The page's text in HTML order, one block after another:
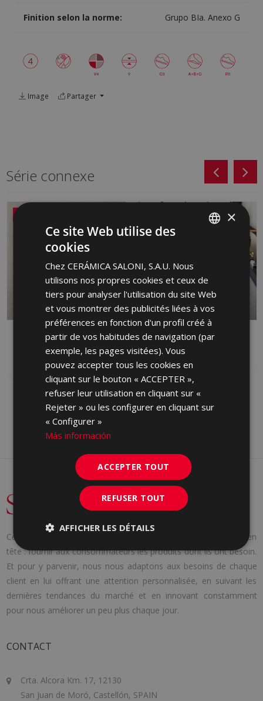
Finition selon la norme: Grupo BIa. Anexo G
Image Partager
Série connexe
DANDY
PASTURE ROUGE, GRÈS CÉRAME,
PASTURE BLANCHE
FRONT
GRÈS CÉRAME
Cerámica Saloni a été fondée en 1971 avec une idée claire en
tête : fournir aux consommateurs les produits dont ils ont besoin.
Et pour y parvenir, nous nous adaptons aux besoins de chaque
client en lui offrant une attention personnalisée, en suivant les
dernières tendances du marché et en innovant constamment
pour nous améliorer un peu plus chaque jour.
CONTACT
Crta. Alcora Km. 17, 12130
San Juan de Moró, Castellón, SPAIN
ENGLISH
GERMAN
PORTUGUESE
×
Ce site Web utilise des
cookies
Chez CERÁMICA SALONI, S.A.U. Nous
utilisons nos propres cookies et ceux de
tiers pour analyser l'utilisation du site Web
et vous montrer des publicités liées à vos
préférences en fonction d'un profil créé à
partir de vos habitudes de navigation (par
exemple, les pages visitées). Vous
pouvez accepter tous les cookies en
cliquant sur le bouton « ACCEPTER »,
refuser leur utilisation en cliquant sur «
Rejeter » ou les configurer en cliquant sur
« Configurer »
Más información
ACCEPTER TOUT
REFUSER TOUT
AFFICHER LES DÉTAILS